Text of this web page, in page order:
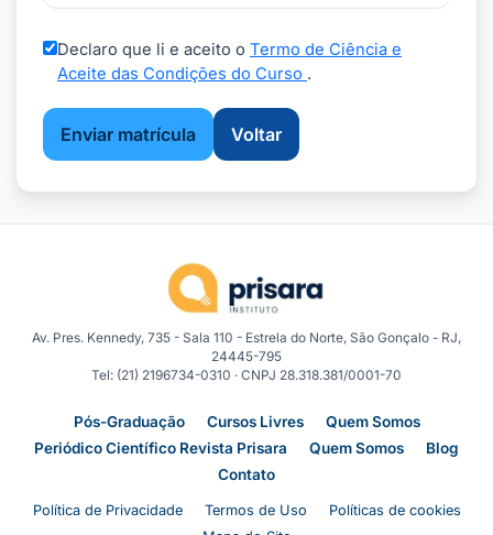
Declaro que li e aceito o Termo de Ciência e
Aceite das Condições do Curso .
Enviar matrícula Voltar
Av. Pres. Kennedy, 735 - Sala 110 - Estrela do Norte, São Gonçalo - RJ,
24445-795
Tel: (21) 2196734-0310 · CNPJ 28.318.381/0001-70
Pós-Graduação Cursos Livres
Quem Somos
Periódico Científico Revista Prisara
Quem Somos
Blog
Contato
Política de Privacidade Termos de Uso
Políticas de cookies